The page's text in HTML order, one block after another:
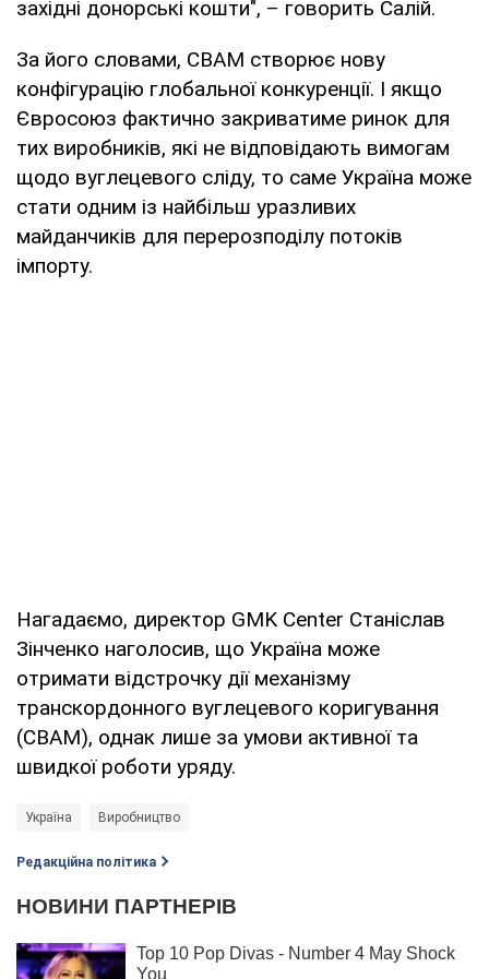
західні донорські кошти", – говорить Салій.
За його словами, CBAM створює нову
конфігурацію глобальної конкуренції. І якщо
Євросоюз фактично закриватиме ринок для
тих виробників, які не відповідають вимогам
щодо вуглецевого сліду, то саме Україна може
стати одним із найбільш уразливих
майданчиків для перерозподілу потоків
імпорту.
Нагадаємо, директор GMK Center Станіслав
Зінченко наголосив, що Україна може
отримати відстрочку дії механізму
транскордонного вуглецевого коригування
(CBAM), однак лише за умови активної та
швидкої роботи уряду.
Україна Виробництво
Редакційна політика